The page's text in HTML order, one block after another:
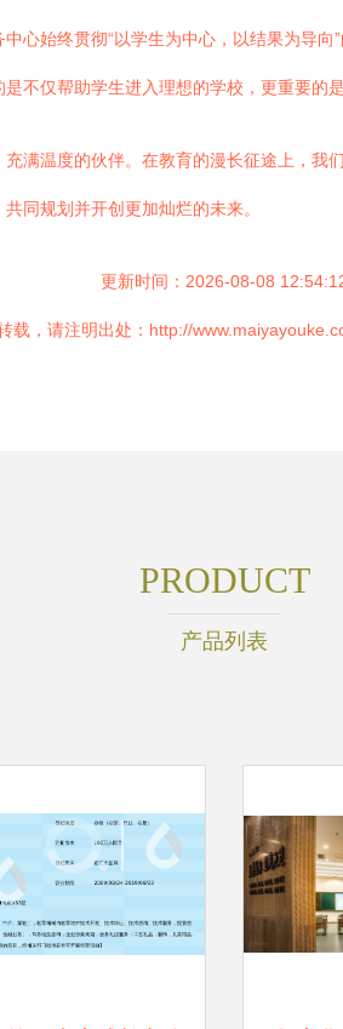
心始终贯彻“以学生为中心，以结果为导
不仅帮助学生进入理想的学校，更重要的
满温度的伙伴。在教育的漫长征途上，
同规划并开创更加灿烂的未来。
更新时间：2026-08-08
载，请注明出处：http://
PRODUCT
产品列表